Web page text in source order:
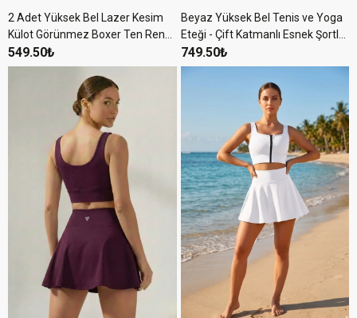
2 Adet Yüksek Bel Lazer Kesim
Külot Görünmez Boxer Ten Rengi
Kaymaz Korse silikonlu Şort
549.50₺
Beyaz Yüksek Bel Tenis ve Yoga
Eteği - Çift Katmanlı Esnek Şortlu
Mini Spor Etek
749.50₺